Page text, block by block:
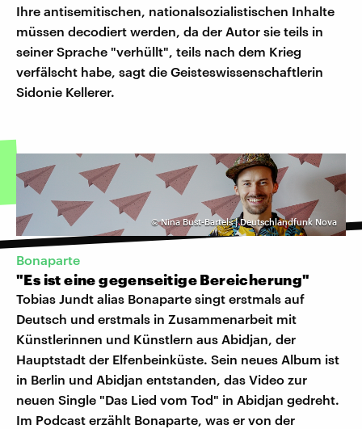
Ihre antisemitischen, nationalsozialistischen Inhalte
müssen decodiert werden, da der Autor sie teils in
seiner Sprache "verhüllt", teils nach dem Krieg
verfälscht habe, sagt die Geisteswissenschaftlerin
Sidonie Kellerer.
©Nina Bust-Bartels | Deutschlandfunk Nova
Bonaparte
"Es ist eine gegenseitige Bereicherung"
Tobias Jundt alias Bonaparte singt erstmals auf
Deutsch und erstmals in Zusammenarbeit mit
Künstlerinnen und Künstlern aus Abidjan, der
Hauptstadt der Elfenbeinküste. Sein neues Album ist
in Berlin und Abidjan entstanden, das Video zur
neuen Single "Das Lied vom Tod" in Abidjan gedreht.
Im Podcast erzählt Bonaparte, was er von der